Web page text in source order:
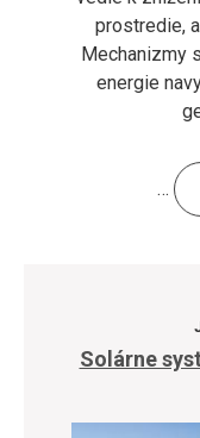
prostredie,
Mechanizmy
energie
…
Solárne